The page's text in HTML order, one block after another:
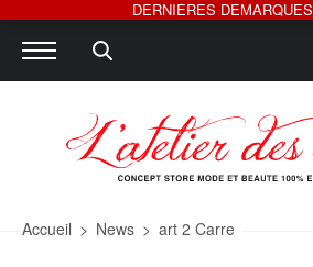
Accueil > News > art 2 Carre
DERNIERES DEMARQUES